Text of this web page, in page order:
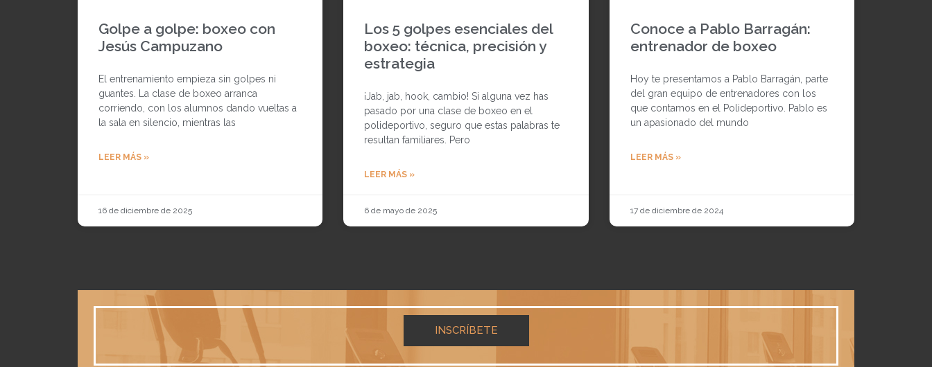
Golpe a golpe: boxeo con
Jesús Campuzano
El entrenamiento empieza sin golpes ni
guantes. La clase de boxeo arranca
corriendo, con los alumnos dando vueltas a
la sala en silencio, mientras las
LEER MÁS »
16 de diciembre de 2025
Los 5 golpes esenciales del
boxeo: técnica, precisión y
estrategia
¡Jab, jab, hook, cambio! Si alguna vez has
pasado por una clase de boxeo en el
polideportivo, seguro que estas palabras te
resultan familiares. Pero
LEER MÁS »
6 de mayo de 2025
Conoce a Pablo Barragán:
entrenador de boxeo
Hoy te presentamos a Pablo Barragán, parte
del gran equipo de entrenadores con los
que contamos en el Polideportivo. Pablo es
un apasionado del mundo
LEER MÁS »
17 de diciembre de 2024
INSCRÍBETE